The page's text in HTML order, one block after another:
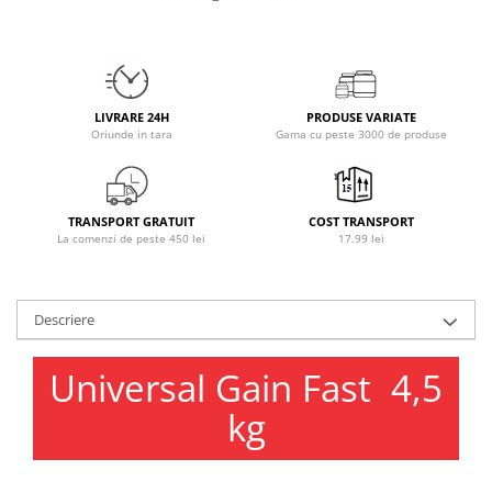
Puritan`s Pride
Raw Nutrition
REDCON1
Rich Piana 5% Nutrition
RIPT
Scitec
Scivation
LIVRARE 24H
Oriunde in tara
PRODUSE VARIATE
Gama cu peste 3000 de produse
TRANSPORT GRATUIT
La comenzi de peste 450 lei
COST TRANSPORT
17.99 lei
Descriere
Universal Gain Fast 4,5
kg